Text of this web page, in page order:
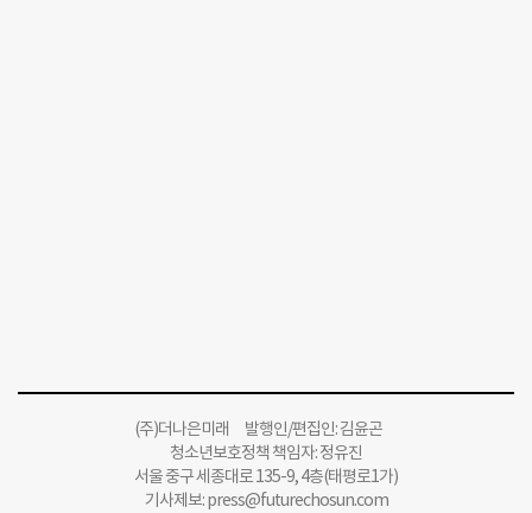
(주)더나은미래 발행인/편집인: 김윤곤
청소년보호정책 책임자: 정유진
서울 중구 세종대로 135-9, 4층(태평로1가)
기사제보:press@futurechosun.com